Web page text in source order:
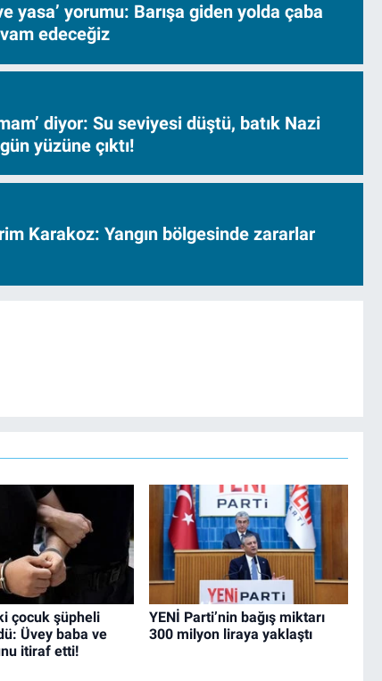
yasa’ yorumu: Barışa giden yolda çaba
edeceğiz
diyor: Su seviyesi düştü, batık Nazi
yüzüne çıktı!
Karakoz: Yangın bölgesinde zararlar
çocuk şüpheli
Üvey baba ve
itiraf etti!
YENİ Parti’nin bağış miktarı
300 milyon liraya yaklaştı